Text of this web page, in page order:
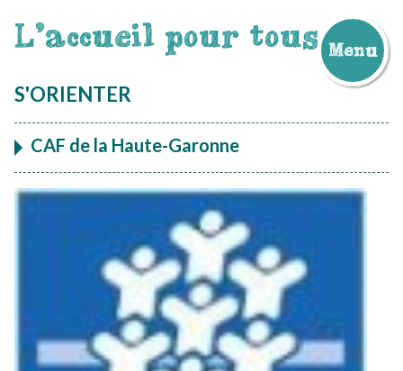
L'accueil pour tous Menu
au
S'ORIENTER
CAF de la Haute-Garonne